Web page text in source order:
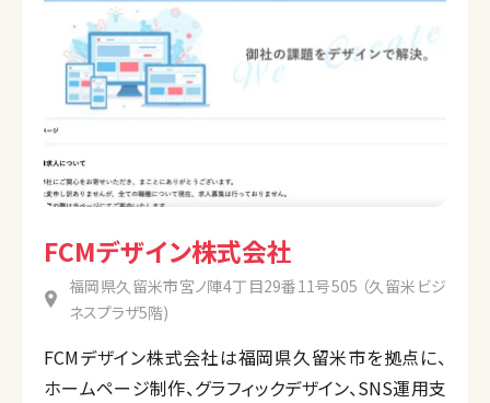
FCMデザイン株式会社
福岡県久留米市宮ノ陣4丁目29番11号505 （久留米ビジ
ネスプラザ5階)
FCMデザイン株式会社は福岡県久留米市を拠点に、
ホームページ制作、グラフィックデザイン、SNS運用支